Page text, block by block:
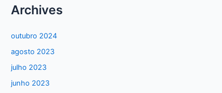
q
a
r
Archives
outubro 2024
agosto 2023
julho 2023
junho 2023